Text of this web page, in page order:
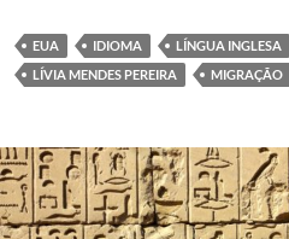
EUA IDIOMA LÍNGUA INGLESA
LÍVIA MENDES PEREIRA
MIGRAÇÃO